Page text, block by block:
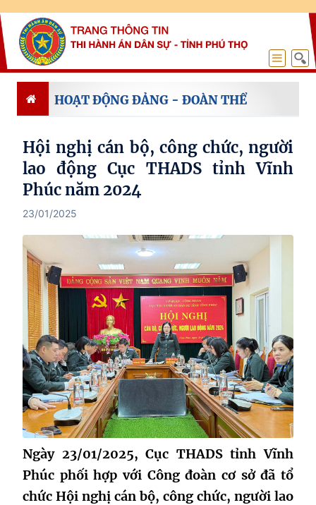
HOẠT ĐỘNG ĐẢNG - ĐOÀN THỂ
Hội nghị cán bộ, công chức, người
lao động Cục THADS tỉnh Vĩnh
Phúc năm 2024
23/01/2025
Ngày 23/01/2025, Cục THADS tỉnh Vĩnh
Phúc phối hợp với Công đoàn cơ sở đã tổ
chức Hội nghị cán bộ, công chức, người lao